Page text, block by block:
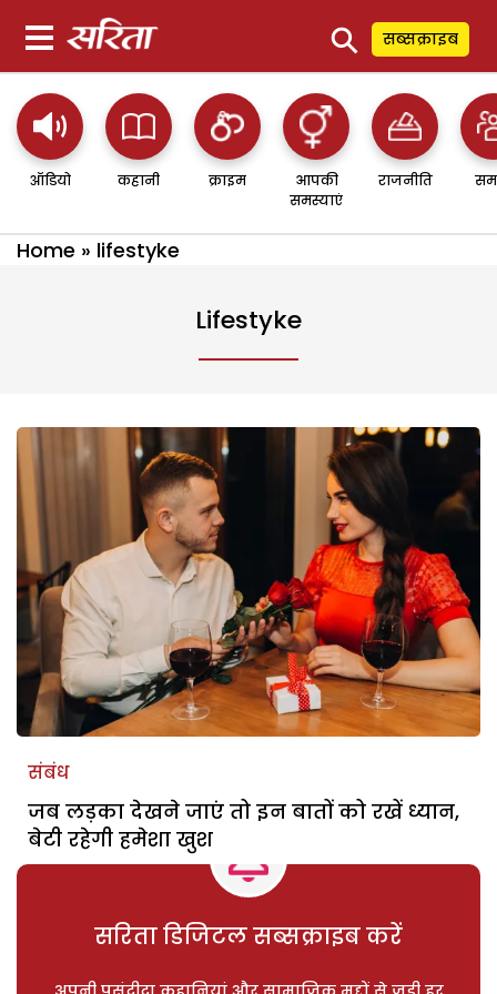
⚲ सब्सक्राइब
ऑडियो कहानी क्राइम
आपकी
समस्याएं
राजनीति
Home » lifestyke
Lifestyke
संबंध
जब लड़का देखने जाएं तो इन बातों को रखें ध्यान,
बेटी रहेगी हमेशा खुश
सरिता डिजिटल सब्सक्राइब करें